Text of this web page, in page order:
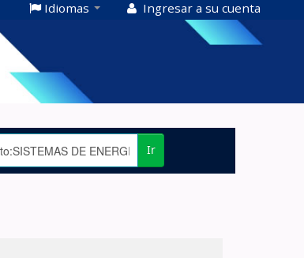
Idiomas Ingresar a su cuenta
Ir